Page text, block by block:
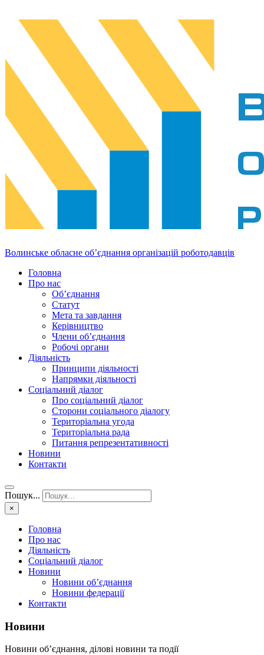
Волинське обласне об’єднання організацій роботодавців
Головна
Про нас
Об’єднання
Статут
Мета та завдання
Керівництво
Члени об’єднання
Робочі органи
Діяльність
Принципи діяльності
Напрямки діяльності
Соціальний діалог
Про соціальний діалог
Сторони соціального діалогу
Територіальна угода
Територіальна рада
Питання репрезентативності
Новини
Контакти
Пошук...
×
Головна
Про нас
Діяльність
Соціальний діалог
Новини
Новини об’єднання
Новини федерації
Контакти
Новини
Новини об’єднання, ділові новини та події